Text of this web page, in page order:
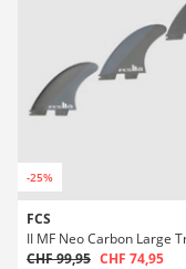
-25%
FCS
CHF 99,95 CHF 74,95